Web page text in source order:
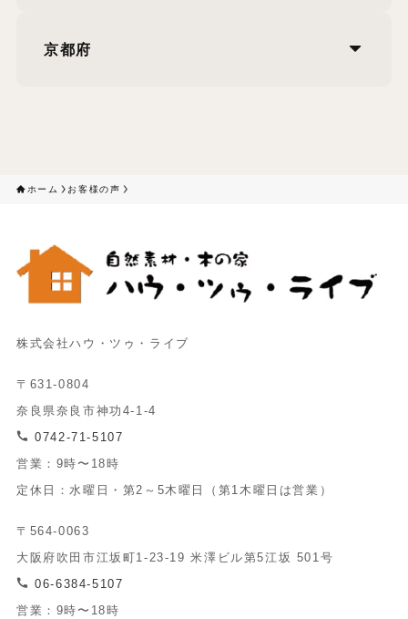
京都府
ホーム お客様の声
株式会社ハウ・ツゥ・ライブ
〒631-0804
奈良県奈良市神功4-1-4
0742-71-5107
営業：9時〜18時
定休日：水曜日・第2～5木曜日（第1木曜日は営業）
〒564-0063
大阪府吹田市江坂町1-23-19 米澤ビル第5江坂 501号
06-6384-5107
営業：9時〜18時